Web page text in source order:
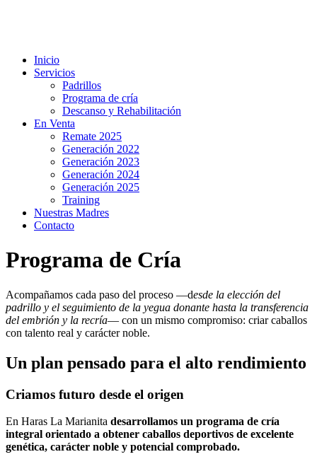
Inicio
Servicios
Padrillos
Programa de cría
Descanso y Rehabilitación
En Venta
Remate 2025
Generación 2022
Generación 2023
Generación 2024
Generación 2025
Training
Nuestras Madres
Contacto
Programa de Cría
Acompañamos cada paso del proceso —desde la elección del
padrillo y el seguimiento de la yegua donante hasta la transferencia
del embrión y la recría— con un mismo compromiso: criar caballos
con talento real y carácter noble.
Un plan pensado para el alto rendimiento
Criamos futuro desde el origen
En Haras La Marianita desarrollamos un programa de cría
integral orientado a obtener caballos deportivos de excelente
genética, carácter noble y potencial comprobado.